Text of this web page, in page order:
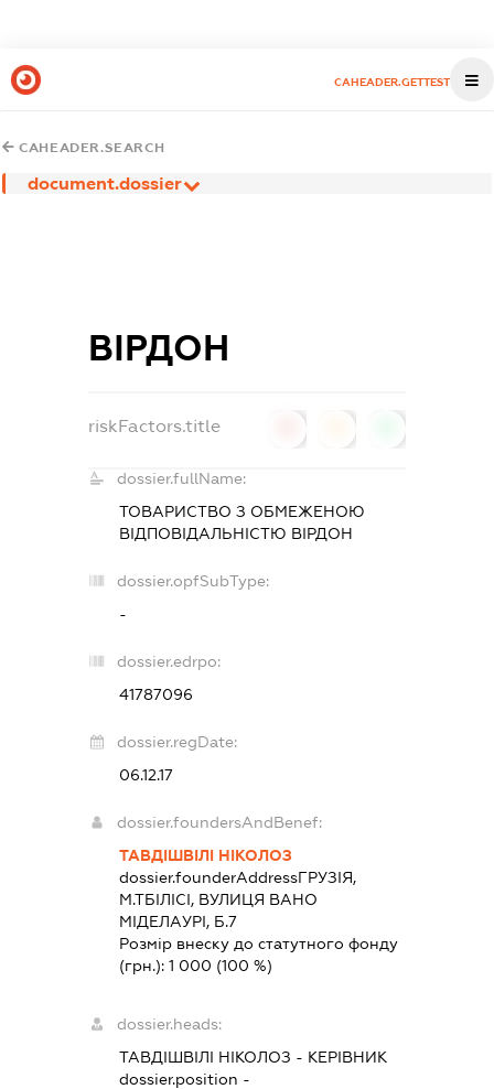
CAHEADER.GETTEST
CAHEADER.SEARCH
document.dossier
ВІРДОН
riskFactors.title
dossier.fullName:
ТОВАРИСТВО З ОБМЕЖЕНОЮ
ВІДПОВІДАЛЬНІСТЮ ВІРДОН
dossier.opfSubType:
-
dossier.edrpo:
41787096
dossier.regDate:
06.12.17
dossier.foundersAndBenef:
ТАВДІШВІЛІ НІКОЛОЗ
dossier.founderAddressГРУЗІЯ,
М.ТБІЛІСІ, ВУЛИЦЯ ВАНО
МІДЕЛАУРІ, Б.7
Розмір внеску до статутного фонду
(грн.):1 000 (100 %)
dossier.heads:
ТАВДІШВІЛІ НІКОЛОЗ - КЕРІВНИК
dossier.position -